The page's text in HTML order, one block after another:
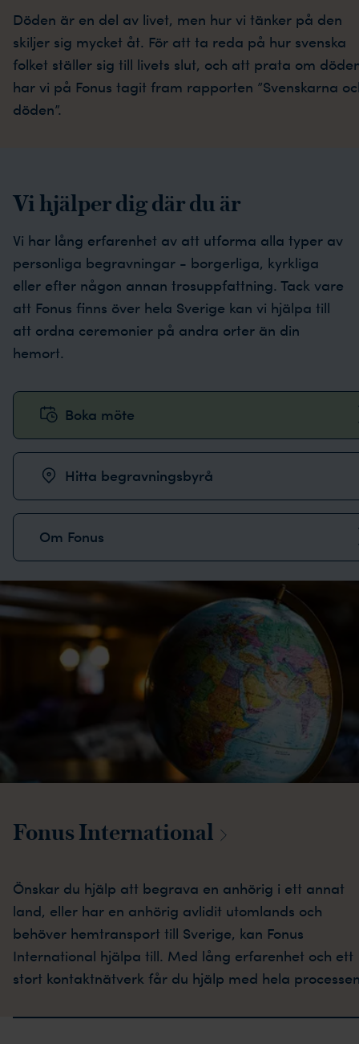
Döden är en del av livet, men hur vi tänker på den
skiljer sig mycket åt. För att ta reda på hur svenska
folket ställer sig till livets slut, och att prata om
har vi på Fonus tagit fram rapporten ”Svenskarna
döden”.
Vi hjälper dig där du är
Vi har lång erfarenhet av att utforma alla typer av
personliga begravningar - borgerliga, kyrkliga
eller efter någon annan trosuppfattning. Tack vare
att Fonus finns över hela Sverige kan vi hjälpa till
att ordna ceremonier på andra orter än din
hemort.
Boka möte
Hitta begravningsbyrå
Om Fonus
FonusInternational
Önskar du hjälp att begrava en anhörig i ett annat
land, eller har en anhörig avlidit utomlands och
behöver hemtransport till Sverige, kan Fonus
International hjälpa till. Med lång erfarenhet och ett
stort kontaktnätverk får du hjälp med hela
recensioner